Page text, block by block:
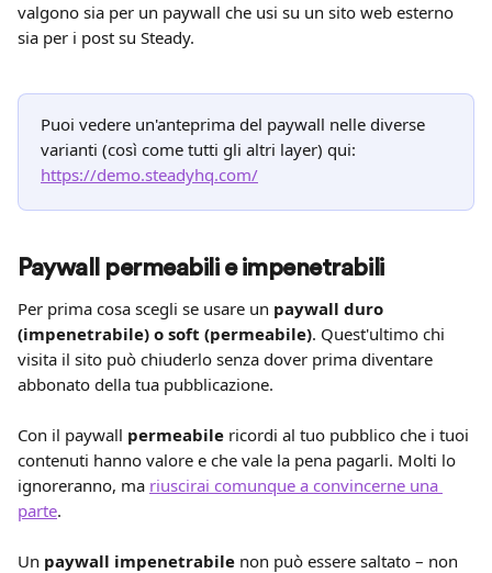
valgono sia per un paywall che usi su un sito web esterno
sia per i post su Steady.
Puoi vedere un'anteprima del paywall nelle diverse
varianti (così come tutti gli altri layer) qui:
https://demo.steadyhq.com/
Paywall permeabili e impenetrabili
Per prima cosa scegli se usare un paywall duro
(impenetrabile) o soft (permeabile). Quest'ultimo chi
visita il sito può chiuderlo senza dover prima diventare
abbonato della tua pubblicazione.
Con il paywall permeabile ricordi al tuo pubblico che i tuoi
contenuti hanno valore e che vale la pena pagarli. Molti lo
ignoreranno, ma riuscirai comunque a convincerne una
parte.
Un paywall impenetrabile non può essere saltato – non